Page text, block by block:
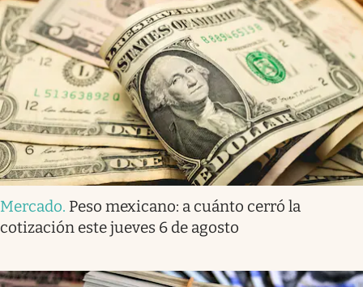
Mercado. Peso mexicano: a cuánto cerró la
cotización este jueves 6 de agosto